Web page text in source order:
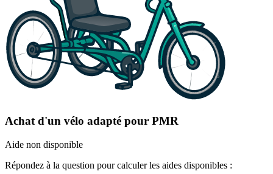
Achat d'un vélo adapté pour PMR
Aide non disponible
Répondez à la question pour calculer les aides disponibles :